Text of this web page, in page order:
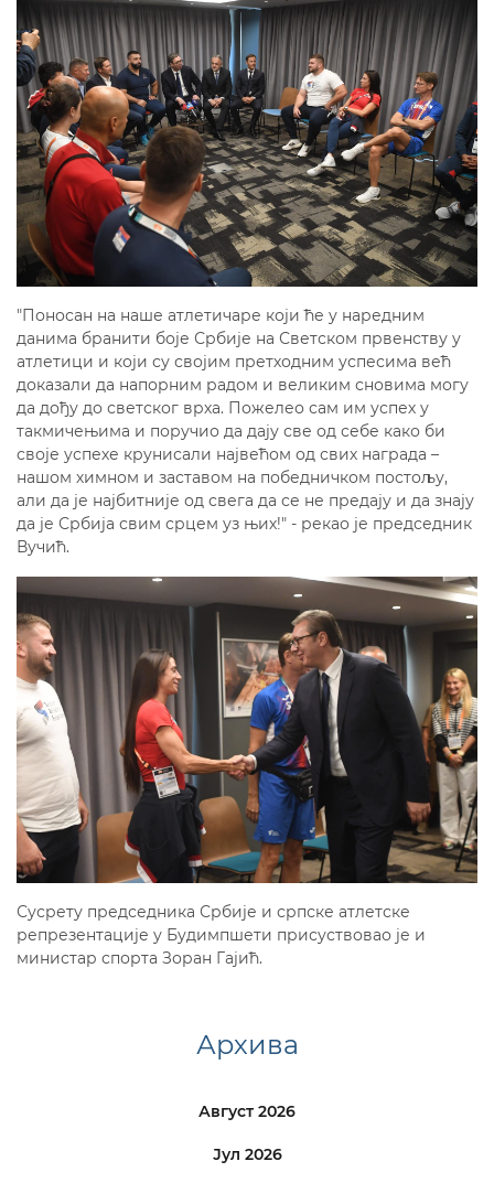
"Поносан на наше атлетичаре који ће у наредним
данима бранити боје Србије на Светском првенству у
атлетици и који су својим претходним успесима већ
доказали да напорним радом и великим сновима могу
да дођу до светског врха. Пожелео сам им успех у
такмичењима и поручио да дају све од себе како би
своје успехе крунисали највећом од свих награда –
нашом химном и заставом на победничком постољу,
али да је најбитније од свега да се не предају и да знају
да је Србија свим срцем уз њих!" - рекао је председник
Вучић.
Сусрету председника Србије и српске атлетске
репрезентације у Будимпшети присуствовао је и
министар спорта Зоран Гајић.
Архива
Август 2026
Јул 2026